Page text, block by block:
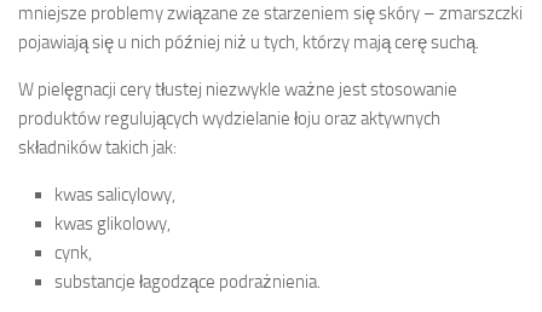
mniejsze problemy związane ze starzeniem się skóry – zmarszczki
pojawiają się u nich później niż u tych, którzy mają cerę suchą.
W pielęgnacji cery tłustej niezwykle ważne jest stosowanie
produktów regulujących wydzielanie łoju oraz aktywnych
składników takich jak:
kwas salicylowy,
kwas glikolowy,
cynk,
substancje łagodzące podrażnienia.